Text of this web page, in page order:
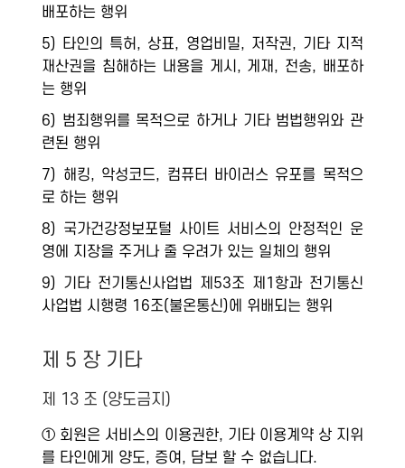
배포하는 행위
5) 타인의 특허, 상표, 영업비밀, 저작권, 기타 지적
재산권을 침해하는 내용을 게시, 게재, 전송, 배포하
는 행위
6) 범죄행위를 목적으로 하거나 기타 범법행위와 관
련된 행위
7) 해킹, 악성코드, 컴퓨터 바이러스 유포를 목적으
로 하는 행위
8) 국가건강정보포털 사이트 서비스의 안정적인 운
영에 지장을 주거나 줄 우려가 있는 일체의 행위
9) 기타 전기통신사업법 제53조 제1항과 전기통신
사업법 시행령 16조(불온통신)에 위배되는 행위
제 5 장 기타
제 13 조 (양도금지)
① 회원은 서비스의 이용권한, 기타 이용계약 상 지위
를 타인에게 양도, 증여, 담보 할 수 없습니다.